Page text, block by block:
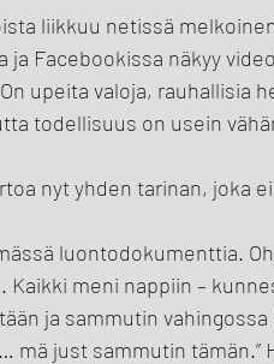
liikkuu netissä
ja Facebookissa näkyy
upeita valoja, rauhallisia
todellisuus on usein
nyt yhden tarinan, joka
luontodokumenttia.
Kaikki meni nappiin –
ja sammutin
mä just sammutin tämän.”